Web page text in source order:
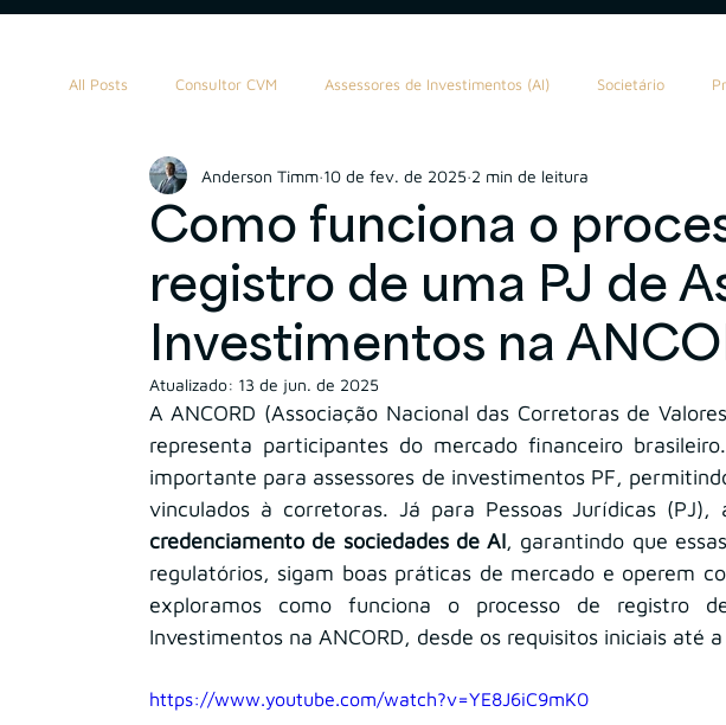
All Posts Consultor CVM Assessores de Investimentos (AI) Societário
Propriedade Intelectual M&A Contratos Wealth Planning
Asset Management Holding Contabilidade AuC Compliance
Como funciona o
registro de uma PJ de
Investimentos na
Anderson Timm 10 de fev. de 2025 2 min de leitura
Atualizado: 13 de jun. de 2025
A ANCORD (Associação Nacional das Corretoras de
representa participantes do mercado financeiro
importante para assessores de investimentos PF,
credenciamento de sociedades de AI, garantindo que
regulatórios, sigam boas práticas de mercado e operem
exploramos como funciona o processo de registro
Investimentos na ANCORD, desde os requisitos iniciais até
https://www.youtube.com/watch?v=YE8J6iC9mK0